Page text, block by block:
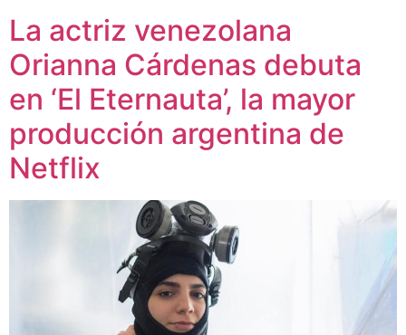
La actriz venezolana
Orianna Cárdenas debuta
en ‘El Eternauta’, la mayor
producción argentina de
Netflix